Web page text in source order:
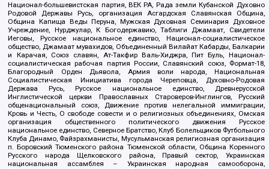
Национал-большевистская партия, ВЕК РА, Рада земли Кубанской Духовно
Родовой Державы Русь, организация Асгардская Славянская Община,
Община Капища Веды Перуна, Мужская Духовная Семинария Духовное
Учреждение, Нурджулар, К Богодержавию, Таблиги Джамаат, Свидетели
Иеговы, Русское национальное единство, Национал-социалистическое
общество, Джамаат мувахидов, Объединенный Вилайат Кабарды, Балкарии
и Карачая, Союз славян, Ат-Такфир Валь-Хиджра, Пит Буль, Национал-
социалистическая рабочая партия России, Славянский союз, Формат-18,
Благородный Орден Дьявола, Армия воли народа, Национальная
Социалистическая Инициатива города Череповца, Духовно-Родовая
Держава Русь, Русское национальное единство, Древнерусской
Инглистической церкви Православных Староверов-Инглингов, Русский
общенациональный союз, Движение против нелегальной иммиграции,
Кровь и Честь, О свободе совести и о религиозных объединениях, Омская
организация общественного политического движения Русское
национальное единство, Северное Братство, Клуб Болельщиков Футбольного
Клуба Динамо, Файзрахманисты, Мусульманская религиозная организация
п. Боровский Тюменского района Тюменской области, Община Коренного
Русского народа Щелковского района, Правый сектор, Украинская
национальная ассамблея – Украинская народная самооборона,